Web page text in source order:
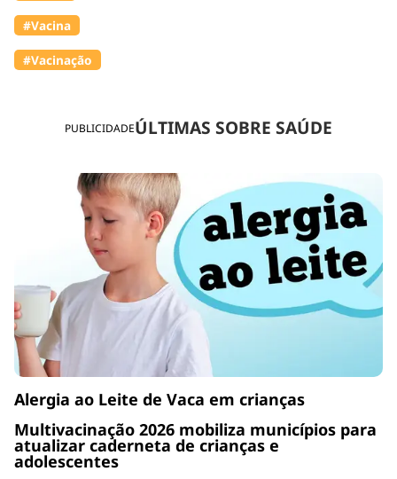
PUBLICIDADEÚLTIMAS SOBRE SAÚDE
Alergia ao Leite de Vaca em crianças
Multivacinação 2026 mobiliza municípios para
atualizar caderneta de crianças e
adolescentes
#Vacina
#Vacinação